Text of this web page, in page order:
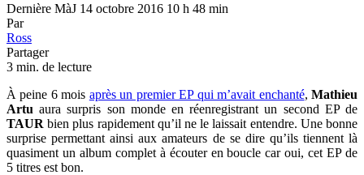
Dernière MàJ 14 octobre 2016 10 h 48 min
Par
Ross
Partager
3 min. de lecture
À peine 6 mois après un premier EP qui m’avait enchanté,Mathieu
Artu aura surpris son monde en réenregistrant un second EP de
TAUR bien plus rapidement qu’il ne le laissait entendre. Une bonne
surprise permettant ainsi aux amateurs de se dire qu’ils tiennent là
quasiment un album complet à écouter en boucle car oui, cet EP de
5 titres est bon.